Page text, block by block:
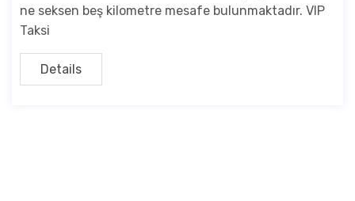
ne seksen beş kilometre mesafe bulunmaktadır. VIP
Taksi
Details